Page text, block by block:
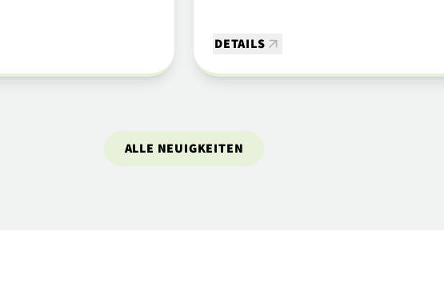
DETAILS
ALLE NEUIGKEITEN